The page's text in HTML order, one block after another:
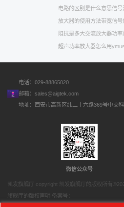
电路的区别是什么意思信号
放大器的使用方法带宽信号
阻抗是多大交流放大器功率
超声功率放大器怎么用
电话：029-88865020
邮箱： sales@aigtek.com
地址：西安市高新区纬二十六路369号中交
微信公众号
凯发旗舰厅 copyright 凯发旗舰厅的版权所有
旗舰厅的版权声明 备案号：